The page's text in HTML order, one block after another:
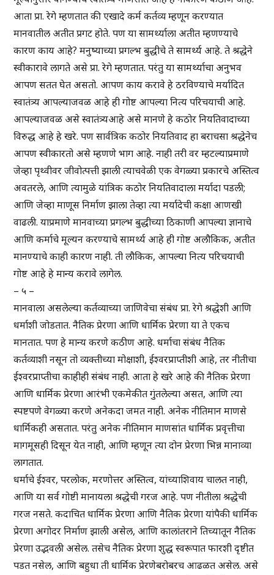
आता प्रा. रेगे म्हणतात की एखादे कर्म कर्तव्य म्हणून करण्यात
मानवातील अतीत प्रगट होते. पण या सामर्थ्याला अतीत म्हणण्याचे
कारण काय आहे? मनुष्याच्या प्रगल्भ बुद्धीचे ते सामर्थ्य आहे. ते श्रद्धेने
स्वीकारावे लागते असे प्रा. रेगे म्हणतात. परंतु या सामर्थ्याचा अनुभव
आपण सतत घेत असतो. आपण काय करावे हे ठरविण्याचे मर्यादित
स्वातंत्र्य आपल्याजवळ आहे ही गोष्ट आपल्या नित्य परिचयाची आहे.
आपल्याजवळ असे स्वातंत्र्यआहे असे मानणे हे कठोर नियतिवादाच्या
विरुद्ध आहे हे खरे. पण सार्वत्रिक कठोर नियतिवाद हा बराचसा श्रद्धेनेच
आपण स्वीकारतो असे म्हणणे भाग आहे. नाही तरी वर म्हटल्याप्रमाणे
जेव्हा पृथ्वीवर जीवोत्पत्ती झाली त्याचवेळी एक वेगळ्या प्रकारचे अस्तित्व
अवतरले, आणि त्यामुळे यांत्रिक कठोर नियतिवादाला मर्यादा पडली;
आणि जेव्हा माणूस निर्माण झाला तेव्हा त्या मर्यादेची कक्षा आणखी
वाढली. याप्रमाणे मानवाच्या प्रगल्भ बुद्धीच्या ठिकाणी आपल्या ज्ञानाचे
आणि कर्माचे मूल्यन करण्याचे सामर्थ्य आहे ही गोष्ट अलौकिक, अतीत
मानण्याचे काही कारण नाही. ती लौकिक, आपल्या नित्य परिचयाची
गोष्ट आहे हे मान्य करावे लागेल.
– ५ –
मानवाला असलेल्या कर्तव्याच्या जाणिवेचा संबंध प्रा. रेगे श्रद्धेशी आणि
धर्माशी जोडतात. नैतिक प्रेरणा आणि धार्मिक प्रेरणा या ते एकच
मानतात. पण हे मान्य करणे कठीण आहे. धर्माचा संबंध नैतिक
कर्तव्याशी नसून तो व्यक्तीच्या मोक्षाशी, ईश्वरप्राप्तीशी आहे, तर नीतीचा
ईश्वरप्राप्तीचा काहीही संबंध नाही. आता हे खरे आहे की नैतिक प्रेरणा
आणि धार्मिक प्रेरणा आरंभी एकमेकीत गुंतलेल्या असत, आणि त्या
स्पष्टपणे वेगळ्या करणे अनेकदा जमत नाही. अनेक नीतिमान माणसे
धार्मिकही असतात. परंतु अनेक नीतिमान माणसांत धार्मिक प्रवृत्तीचा
मागमूसही दिसून येत नाही, आणि म्हणून त्या दोन प्रेरणा भिन्न मानाव्या
लागतात.
धर्माचे ईश्वर, परलोक, मरणोत्तर अस्तित्व, यांच्याशिवाय चालत नाही,
आणि या सर्व गोष्टी मानायला श्रद्धेची गरज आहे. पण नीतीला श्रद्धेची
गरज नसते. कदाचित धार्मिक प्रेरणा आणि नैतिक प्रेरणा यांपैकी धार्मिक
प्रेरणा अगोदर निर्माण झाली असेल, आणि कालांतराने तिच्यातून नैतिक
प्रेरणा उद्भवली असेल. तसेच नैतिक प्रेरणा शुद्ध स्वरूपात फारशी दृष्टीत
पडत नसेल, आणि बहुधा ती धार्मिक प्रेरणेबरोबरच आढळत असेल. असे